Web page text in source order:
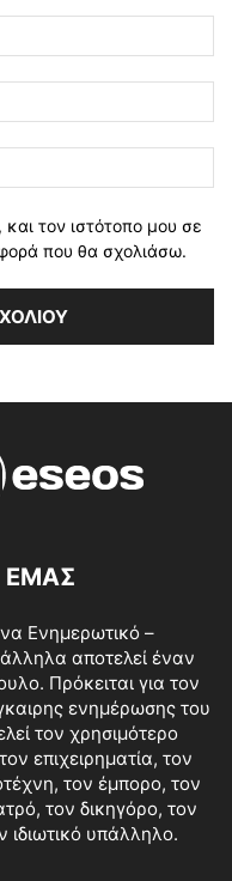
τον ιστότοπο μου σε
που θα σχολιάσω.
ΕΜΑΣ
Ενημερωτικό –
αποτελεί έναν
Πρόκειται για τον
ενημέρωσης του
τον χρησιμότερο
επιχειρηματία, τον
τον έμπορο, τον
τον δικηγόρο, τον
ιδιωτικό υπάλληλο.